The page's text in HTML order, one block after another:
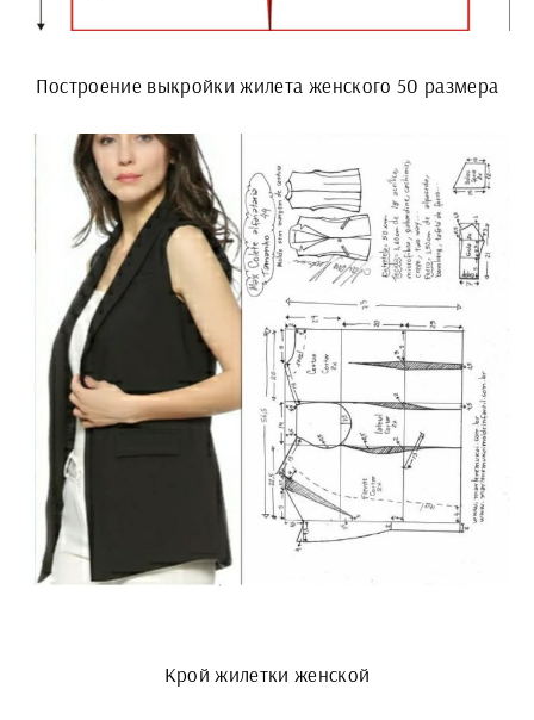
Построение выкройки жилета женского 50 размера
Крой жилетки женской